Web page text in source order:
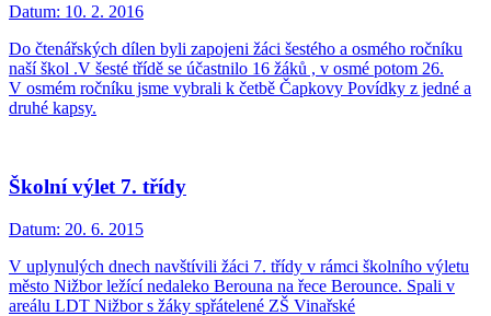
Datum: 10. 2. 2016
Do čtenářských dílen byli zapojeni žáci šestého a osmého ročníku
naší škol .V šesté třídě se účastnilo 16 žáků , v osmé potom 26.
V osmém ročníku jsme vybrali k četbě Čapkovy Povídky z jedné a
druhé kapsy.
Školní výlet 7. třídy
Datum: 20. 6. 2015
V uplynulých dnech navštívili žáci 7. třídy v rámci školního výletu
město Nižbor ležící nedaleko Berouna na řece Berounce. Spali v
areálu LDT Nižbor s žáky spřátelené ZŠ Vinařské